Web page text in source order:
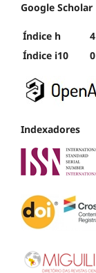
Google Scholar
Índice h 4
Índice i10
0
Indexadores